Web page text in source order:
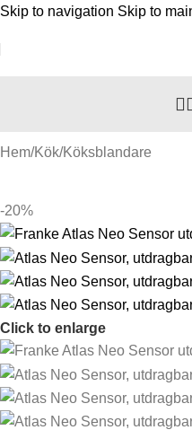
Skip to navigation Skip to
Hem/Kök/Köksblandare
-20%
Click to enlarge